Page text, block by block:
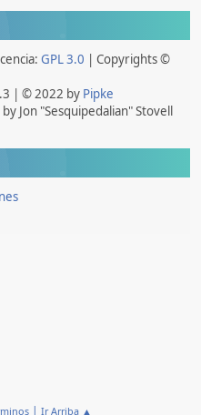
GPL 3.0 | Copyrights ©
| © 2022 by Pipke
Jon "Sesquipedalian" Stovell
| Ir Arriba ▲